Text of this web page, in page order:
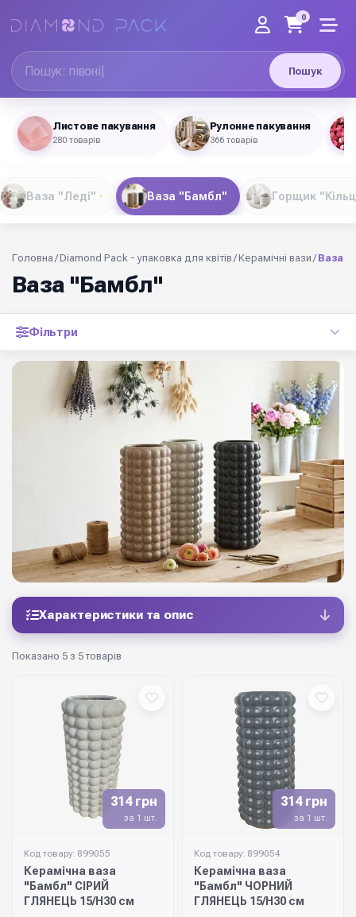
Пошук
0
Листове пакування
280 товарів
Рулонне пакування
366 товарів
Ваза "Леді" Ваза "Бамбл" Горщик
Головна /Diamond Pack - упаковка для квітів /Керамічні вази / Ваза
Ваза "Бамбл"
Фільтри
Характеристики та опис
Показано 5 з 5 товарів
314 грн
за 1 шт.
Код товару: 899055
Керамічна ваза
"Бамбл" СІРИЙ
ГЛЯНЕЦЬ 15/Н30 см
314 грн
за 1 шт.
Код товару: 899054
Керамічна ваза
"Бамбл" ЧОРНИЙ
ГЛЯНЕЦЬ 15/Н30 см